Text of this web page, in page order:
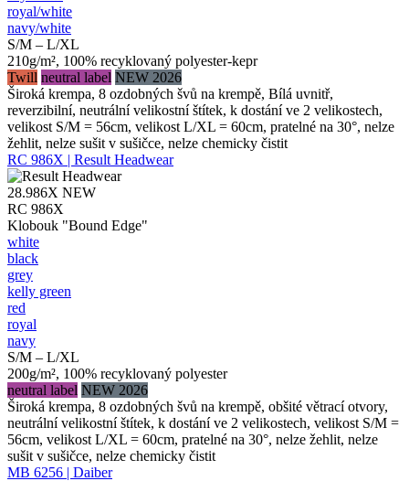
royal/​white
navy/​white
S/M – L/XL
210g/m², 100% recyklovaný polyester-kepr
Twill neutral label NEW 2026
Široká krempa, 8 ozdobných švů na krempě, Bílá uvnitř,
reverzibilní, neutrální velikostní štítek, k dostání ve 2 velikostech,
velikost S/M = 56cm, velikost L/XL = 60cm, pratelné na 30°, nelze
žehlit, nelze sušit v sušičce, nelze chemicky čistit
RC 986X | Result Headwear
28.986X NEW
RC 986X
Klobouk "Bound Edge"
white
black
grey
kelly green
red
royal
navy
S/M – L/XL
200g/m², 100% recyklovaný polyester
neutral label NEW 2026
Široká krempa, 8 ozdobných švů na krempě, obšité větrací otvory,
neutrální velikostní štítek, k dostání ve 2 velikostech, velikost S/M =
56cm, velikost L/XL = 60cm, pratelné na 30°, nelze žehlit, nelze
sušit v sušičce, nelze chemicky čistit
MB 6256 | Daiber